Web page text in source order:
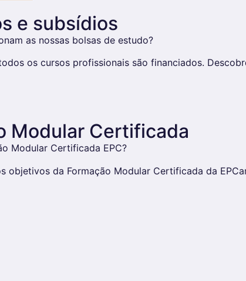
e subsídios
as nossas bolsas de estudo?
os cursos profissionais são financiados.
Modular Certificada
Modular Certificada EPC?
objetivos da Formação Modular Certificada da